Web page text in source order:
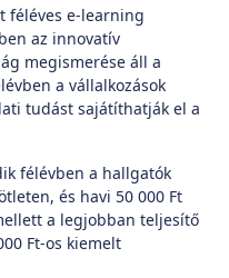
féléves e-learning
az innovatív
megismerése áll a
a vállalkozások
tudást sajátíthatják el a
félévben a hallgatók
és havi 50 000 Ft
a legjobban teljesítő
Ft-os kiemelt